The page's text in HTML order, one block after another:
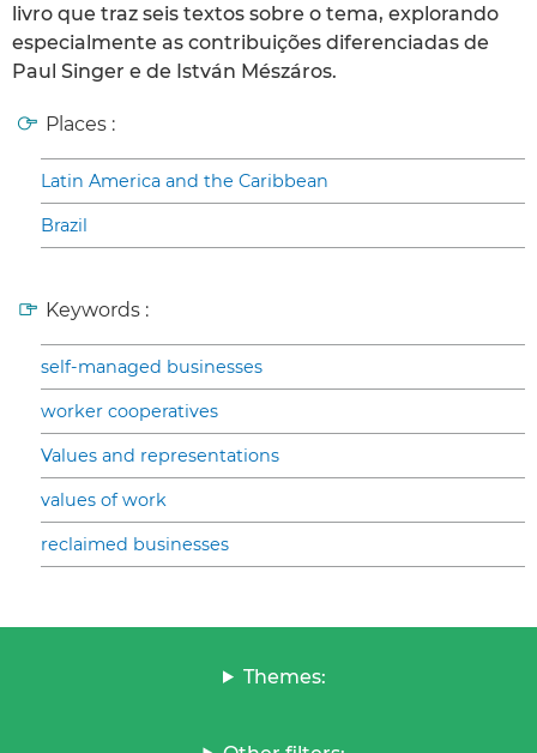
livro que traz seis textos sobre o tema, explorando
especialmente as contribuições diferenciadas de
Paul Singer e de István Mészáros.
Places :
Latin America and the Caribbean
Brazil
Keywords :
self-managed businesses
worker cooperatives
Values and representations
values of work
reclaimed businesses
Themes: